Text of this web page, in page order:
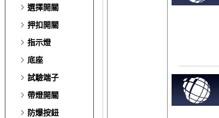
選擇開關
押扣開關
指示燈
底座
試驗端子
帶燈開關
防爆按鈕